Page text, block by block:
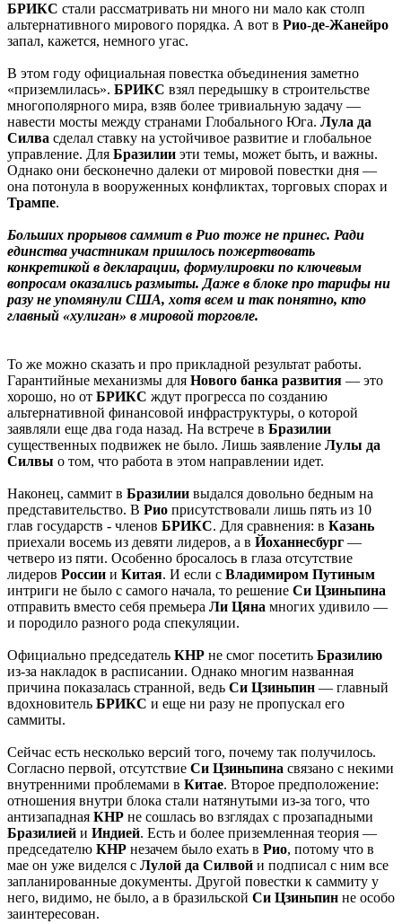
БРИКС стали рассматривать ни много ни мало как столп
альтернативного мирового порядка. А вот в Рио-де-Жанейро
запал, кажется, немного угас.
В этом году официальная повестка объединения заметно
«приземлилась». БРИКС взял передышку в строительстве
многополярного мира, взяв более тривиальную задачу —
навести мосты между странами Глобального Юга. Лула да
Силва сделал ставку на устойчивое развитие и глобальное
управление. Для Бразилии эти темы, может быть, и важны.
Однако они бесконечно далеки от мировой повестки дня —
она потонула в вооруженных конфликтах, торговых спорах и
Трампе.
Больших прорывов саммит в Рио тоже не принес. Ради
единства участникам пришлось пожертвовать
конкретикой в декларации, формулировки по ключевым
вопросам оказались размыты. Даже в блоке про тарифы ни
разу не упомянули США, хотя всем и так понятно, кто
главный «хулиган» в мировой торговле.
То же можно сказать и про прикладной результат работы.
Гарантийные механизмы для Нового банка развития — это
хорошо, но от БРИКС ждут прогресса по созданию
альтернативной финансовой инфраструктуры, о которой
заявляли еще два года назад. На встрече в Бразилии
существенных подвижек не было. Лишь заявление Лулы да
Силвы о том, что работа в этом направлении идет.
Наконец, саммит в Бразилии выдался довольно бедным на
представительство. В Рио присутствовали лишь пять из 10
глав государств - членов БРИКС. Для сравнения: в Казань
приехали восемь из девяти лидеров, а в Йоханнесбург —
четверо из пяти. Особенно бросалось в глаза отсутствие
лидеров России и Китая. И если с Владимиром Путиным
интриги не было с самого начала, то решение Си Цзиньпина
отправить вместо себя премьера Ли Цяна многих удивило —
и породило разного рода спекуляции.
Официально председатель КНР не смог посетить Бразилию
из-за накладок в расписании. Однако многим названная
причина показалась странной, ведь Си Цзиньпин — главный
вдохновитель БРИКС и еще ни разу не пропускал его
саммиты.
Сейчас есть несколько версий того, почему так получилось.
Согласно первой, отсутствие Си Цзиньпина связано с некими
внутренними проблемами в Китае. Второе предположение:
отношения внутри блока стали натянутыми из-за того, что
антизападная КНР не сошлась во взглядах с прозападными
Бразилией и Индией. Есть и более приземленная теория —
председателю КНР незачем было ехать в Рио, потому что в
мае он уже виделся с Лулой да Силвой и подписал с ним все
запланированные документы. Другой повестки к саммиту у
него, видимо, не было, а в бразильской Си Цзиньпин не особо
заинтересован.